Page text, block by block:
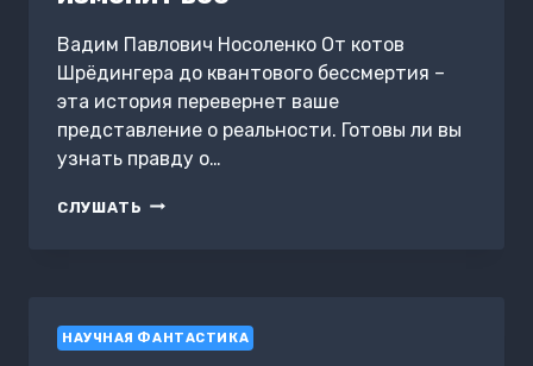
Вадим Павлович Носоленко От котов
Шрёдингера до квантового бессмертия –
эта история перевернет ваше
представление о реальности. Готовы ли вы
узнать правду о…
СЛУШАТЬ МУЛЬТИВЁРС:
НАУЧНАЯ ФАНТАСТИКА